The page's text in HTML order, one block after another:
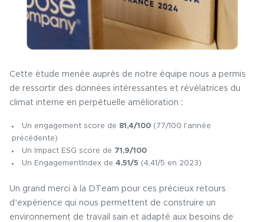
Cette étude menée auprès de notre équipe nous a permis
de ressortir des données intéressantes et révélatrices du
climat interne en perpétuelle amélioration :
Un engagement score de 81,4/100(77/100 l’année
précédente)
Un Impact ESG score de 71,9/100
Un EngagementIndex de 4,51/5 (4,41/5 en 2023)
Un grand merci à la DTeam pour ces précieux retours
d’expérience qui nous permettent de construire un
environnement de travail sain et adapté aux besoins de